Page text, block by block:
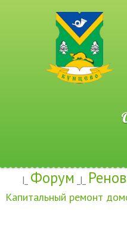
|_ Форум _|_
Капитальный ремонт